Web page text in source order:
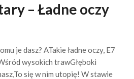
– Ładne oczy
je dasz? ATakie ładne oczy, E7
wysokich trawGłęboki
się w nim utopię! W stawie